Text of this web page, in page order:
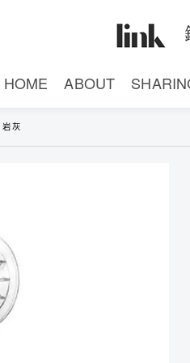
HOME ABOUT
灰